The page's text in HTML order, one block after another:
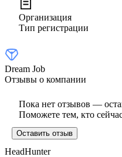
Организация
Тип регистрации
Dream Job
Отзывы о компании
Пока нет отзывов —
Поможете тем, кто
Оставить отзыв
HeadHunter